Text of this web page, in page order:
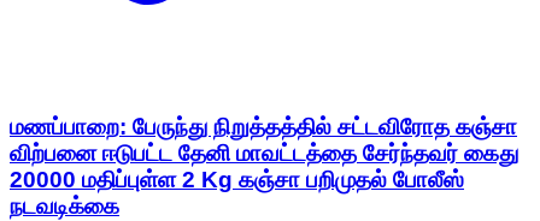
மணப்பாறை: பேருந்து நிறுத்தத்தில் சட்டவிரோத கஞ்சா
விற்பனை ஈடுபட்ட தேனி மாவட்டத்தை சேர்ந்தவர் கைது
20000 மதிப்புள்ள 2 Kg கஞ்சா பறிமுதல் போலீஸ்
நடவடிக்கை